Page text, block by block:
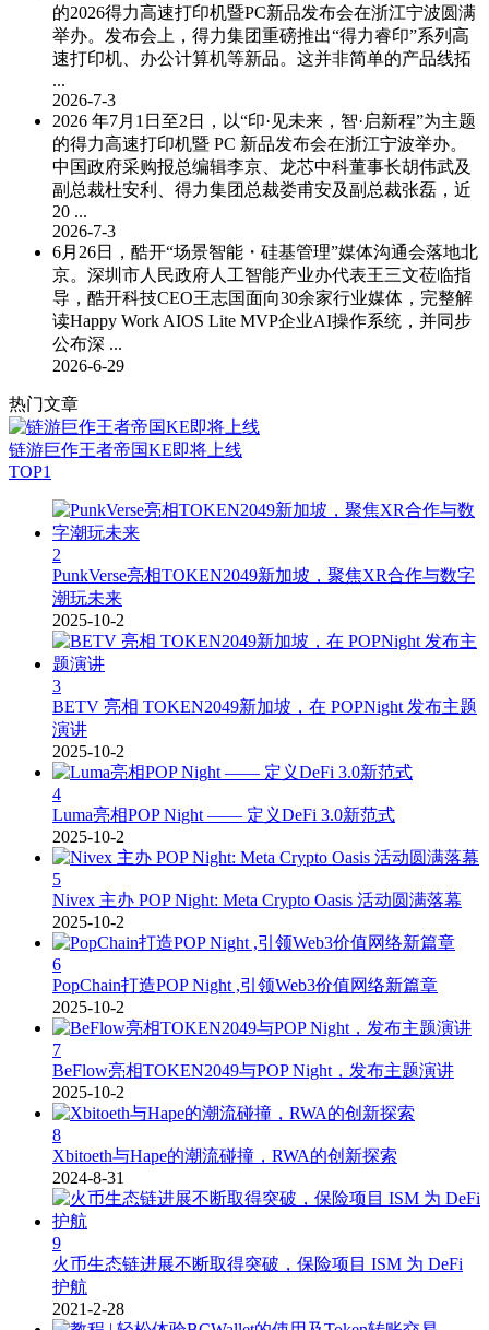
的2026得力高速打印机暨PC新品发布会在浙江宁波圆满
举办。发布会上，得力集团重磅推出“得力睿印”系列高
速打印机、办公计算机等新品。这并非简单的产品线拓
...
2026-7-3
2026 年7月1日至2日，以“印·见未来，智·启新程”为主题
的得力高速打印机暨 PC 新品发布会在浙江宁波举办。
中国政府采购报总编辑李京、龙芯中科董事长胡伟武及
副总裁杜安利、得力集团总裁娄甫安及副总裁张磊，近
20 ...
2026-7-3
6月26日，酷开“场景智能・硅基管理”媒体沟通会落地北
京。深圳市人民政府人工智能产业办代表王三文莅临指
导，酷开科技CEO王志国面向30余家行业媒体，完整解
读Happy Work AIOS Lite MVP企业AI操作系统，并同步
公布深 ...
2026-6-29
热门文章
链游巨作王者帝国KE即将上线
TOP1
2
PunkVerse亮相TOKEN2049新加坡，聚焦XR合作与数字
潮玩未来
2025-10-2
3
BETV 亮相 TOKEN2049新加坡，在 POPNight 发布主题
演讲
2025-10-2
4
Luma亮相POP Night —— 定义DeFi 3.0新范式
2025-10-2
5
Nivex 主办 POP Night: Meta Crypto Oasis 活动圆满落幕
2025-10-2
6
PopChain打造POP Night ,引领Web3价值网络新篇章
2025-10-2
7
BeFlow亮相TOKEN2049与POP Night，发布主题演讲
2025-10-2
8
Xbitoeth与Hape的潮流碰撞，RWA的创新探索
2024-8-31
9
火币生态链进展不断取得突破，保险项目 ISM 为 DeFi
护航
2021-2-28